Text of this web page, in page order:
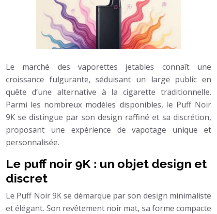
Le marché des vaporettes jetables connaît une
croissance fulgurante, séduisant un large public en
quête d’une alternative à la cigarette traditionnelle.
Parmi les nombreux modèles disponibles, le Puff Noir
9K se distingue par son design raffiné et sa discrétion,
proposant une expérience de vapotage unique et
personnalisée.
Le puff noir 9K : un objet design et
discret
Le Puff Noir 9K se démarque par son design minimaliste
et élégant. Son revêtement noir mat, sa forme compacte